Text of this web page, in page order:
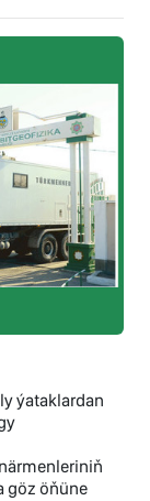
ýataklardan
göz öňüne